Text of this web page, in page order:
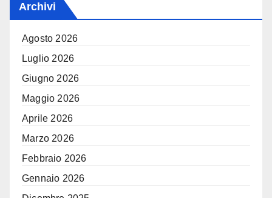
Archivi
Agosto 2026
Luglio 2026
Giugno 2026
Maggio 2026
Aprile 2026
Marzo 2026
Febbraio 2026
Gennaio 2026